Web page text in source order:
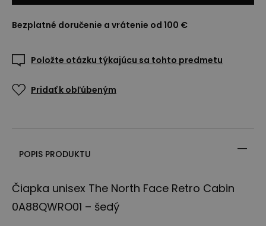
Bezplatné doručenie a vrátenie od 100 €
Položte otázku týkajúcu sa tohto predmetu
Pridať k obľúbeným
POPIS PRODUKTU
Čiapka unisex The North Face Retro Cabin
0A88QWRO01 – šedý